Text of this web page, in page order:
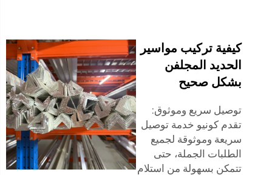
كيفية تركيب مواسير
الحديد المجلفن
بشكل صحيح
توصيل سريع وموثوق:
تقدم كونيو خدمة توصيل
سريعة وموثوقة لجميع
الطلبات الجملة، حتى
تتمكن بسهولة من استلام